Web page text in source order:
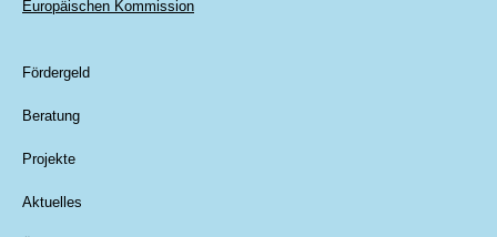
Europäischen Kommission
Fördergeld
Beratung
Projekte
Aktuelles